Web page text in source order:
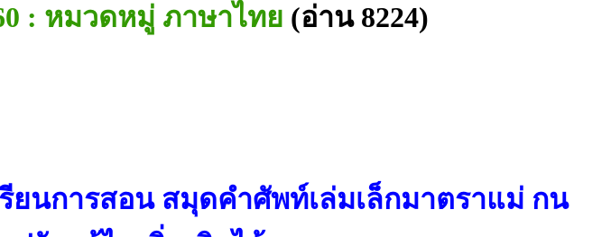
: หมวดหมู่ ภาษาไทย (อ่าน 8224)
ยนการสอน สมุดคำศัพท์เล่มเล็กมาตราแม่ กน